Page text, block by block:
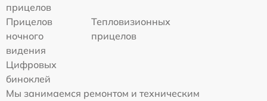
прицелов
Прицелов
ночного
видения
Тепловизионных
прицелов
Цифровых
биноклей
Мы занимаемся ремонтом и техническим